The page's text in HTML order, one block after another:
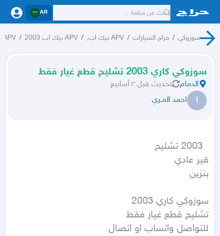
AR
سوزوكي / حراج السيارات / APV بيك اب, / APV بيك اب 2003 / APV بيك اب
سوزوكي كاري 2003 تشليح قطع غيار فقط
الدمام تحديث قبل ٣ أسابيع
ا احمد المــري
بنزين